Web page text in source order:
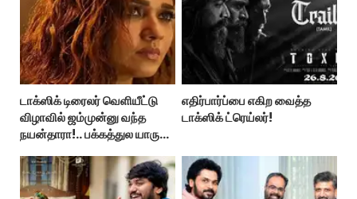
டாக்ஸிக் டிரைலர் வெளியீட்டு
விழாவில் ஜம்முன்னு வந்த
நயன்தாரா!.. பக்கத்துல யாரு
எதிர்பார்ப்பை எகிற வைத்த
டாக்ஸிக் ட்ரெய்லர்!